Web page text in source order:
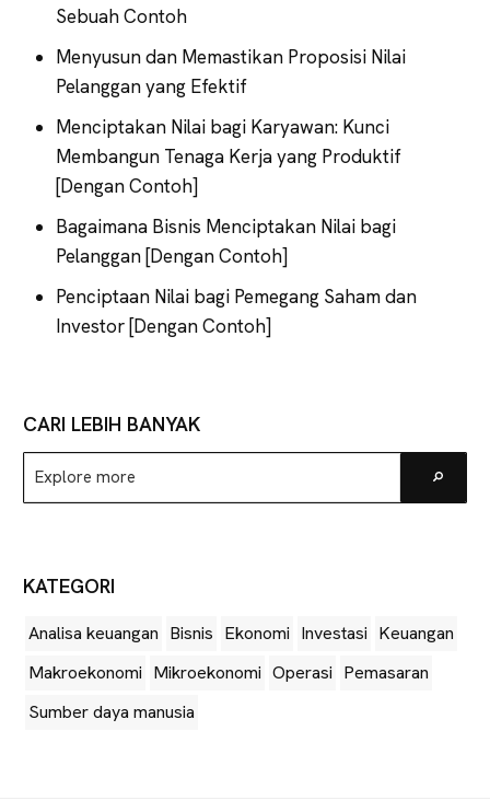
Sebuah Contoh
Menyusun dan Memastikan Proposisi Nilai
Pelanggan yang Efektif
Menciptakan Nilai bagi Karyawan: Kunci
Membangun Tenaga Kerja yang Produktif
[Dengan Contoh]
Bagaimana Bisnis Menciptakan Nilai bagi
Pelanggan [Dengan Contoh]
Penciptaan Nilai bagi Pemegang Saham dan
Investor [Dengan Contoh]
CARI LEBIH BANYAK
Explore
more
KATEGORI
Analisa keuangan Bisnis Ekonomi Investasi Keuangan
Makroekonomi Mikroekonomi Operasi Pemasaran
Sumber daya manusia